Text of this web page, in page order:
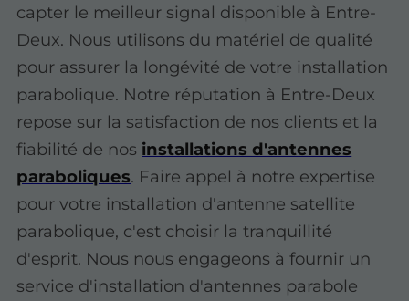
capter le meilleur signal disponible à Entre-
Deux. Nous utilisons du matériel de qualité
pour assurer la longévité de votre installation
parabolique. Notre réputation à Entre-Deux
repose sur la satisfaction de nos clients et la
fiabilité de nos installations d'antennes
paraboliques. Faire appel à notre expertise
pour votre installation d'antenne satellite
parabolique, c'est choisir la tranquillité
d'esprit. Nous nous engageons à fournir un
service d'installation d'antennes parabole